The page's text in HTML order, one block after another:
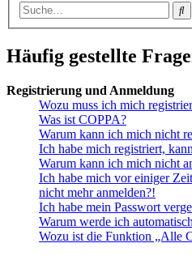
Häufig gestellte
Registrierung und Anmeldung
Wozu muss ich mich
Was ist COPPA?
Warum kann ich mich nicht
Ich habe mich registriert,
Warum kann ich mich nicht
Ich habe mich vor einiger
nicht mehr anmelden?!
Ich habe mein Passwort
Warum werde ich
Wozu ist die Funktion „Alle